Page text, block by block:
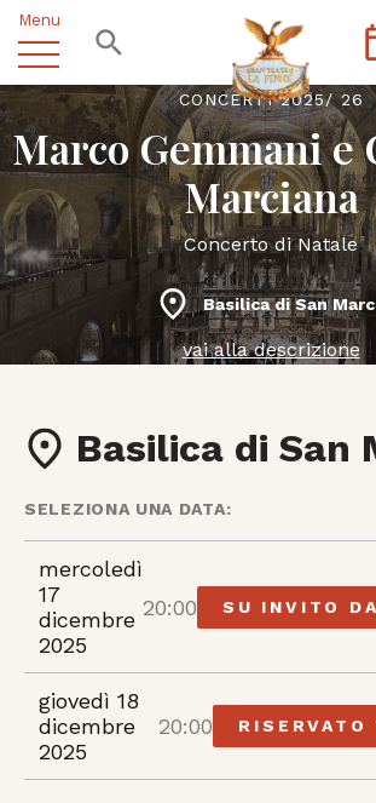
Menu
CONCERTI 2025/ 26
Marco Gemmani e
Marciana
Concerto di Natale
Basilica di San
vai alla descrizione
Basilica di San
SELEZIONA UNA DATA:
mercoledì
17
dicembre
2025
20:00 SU INVITO
giovedì 18
dicembre
2025
20:00 RISERVATO